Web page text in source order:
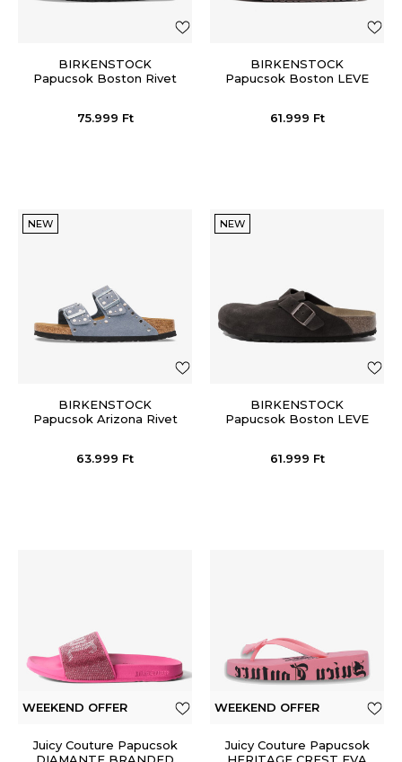
BIRKENSTOCK
Papucsok Boston Rivet
75.999 Ft
BIRKENSTOCK
Papucsok Boston LEVE
61.999 Ft
NEW
BIRKENSTOCK
Papucsok Arizona Rivet
63.999 Ft
NEW
BIRKENSTOCK
Papucsok Boston LEVE
61.999 Ft
WEEKEND OFFER
ADDITIONAL 15%
Juicy Couture Papucsok
WEEKEND OFFER
ADDITIONAL 15%
Juicy Couture Papucsok